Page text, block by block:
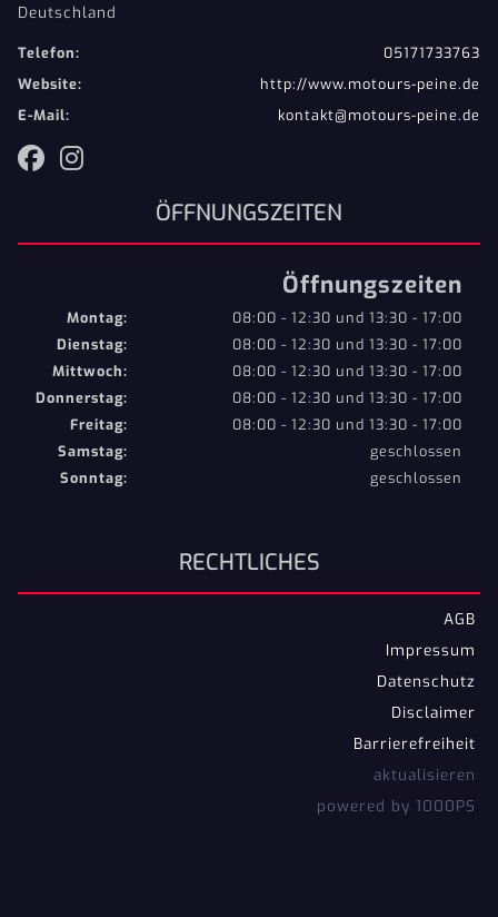
Deutschland
Telefon:
05171733763
Website:
http://www.motours-peine.de
E-Mail:
kontakt@motours-peine.de
ÖFFNUNGSZEITEN
Öffnungszeiten
Montag:
08:00 - 12:30 und 13:30 - 17:00
Dienstag:
08:00 - 12:30 und 13:30 - 17:00
Mittwoch:
08:00 - 12:30 und 13:30 - 17:00
Donnerstag:
08:00 - 12:30 und 13:30 - 17:00
Freitag:
08:00 - 12:30 und 13:30 - 17:00
Samstag:
geschlossen
Sonntag:
geschlossen
RECHTLICHES
AGB
Impressum
Datenschutz
Disclaimer
Barrierefreiheit
aktualisieren
powered by 1000PS